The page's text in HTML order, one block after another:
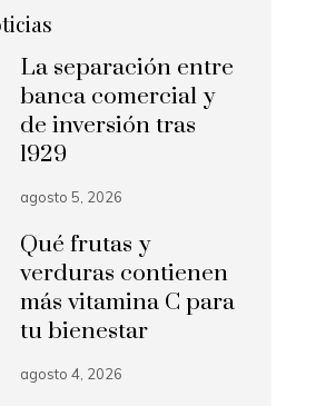
La separación entre
banca comercial y
de inversión tras
1929
agosto 5, 2026
Qué frutas y
verduras contienen
más vitamina C para
tu bienestar
agosto 4, 2026